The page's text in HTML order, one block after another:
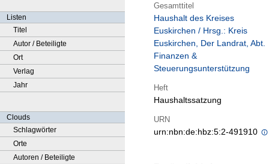
Listen
Titel
Autor / Beteiligte
Ort
Verlag
Jahr
Clouds
Schlagwörter
Orte
Autoren / Beteiligte
Gesamttitel
Haushalt des Kreises
Euskirchen / Hrsg.: Kreis
Euskirchen, Der Landrat, Abt.
Finanzen &
Steuerungsunterstützung
Heft
Haushaltssatzung
URN
urn:nbn:de:hbz:5:2-491910